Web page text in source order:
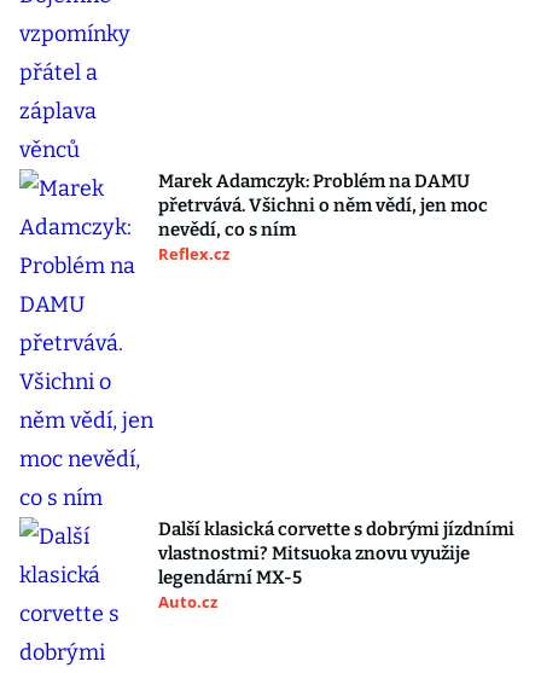
Marek Adamczyk: Problém na DAMU
přetrvává. Všichni o něm vědí, jen moc
nevědí, co s ním
Reflex.cz
Další klasická corvette s dobrými jízdními
vlastnostmi? Mitsuoka znovu využije
legendární MX-5
Auto.cz